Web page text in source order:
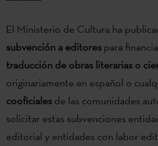
El Ministerio de Cultura ha
subvención a editores para
traducción de obras literarias o
originariamente en español o
cooficiales de las comunidades
solicitar estas subvenciones
editorial y entidades con labor